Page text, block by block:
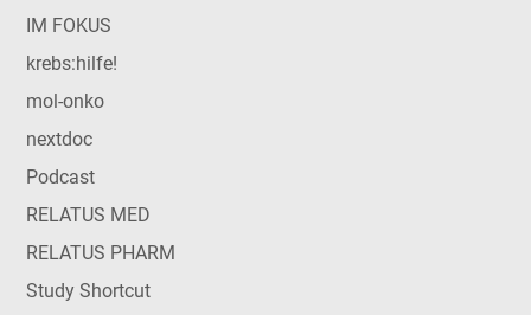
IM FOKUS
krebs:hilfe!
mol-onko
nextdoc
Podcast
RELATUS MED
RELATUS PHARM
Study Shortcut